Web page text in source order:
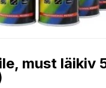
must läikiv